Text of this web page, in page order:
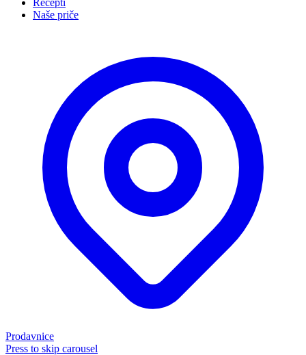
Recepti
Naše priče
Prodavnice
Press to skip carousel